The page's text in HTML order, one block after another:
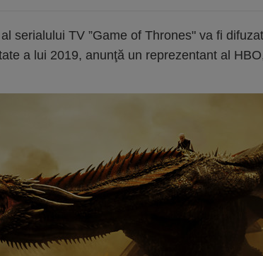
serialului TV ”Game of Thrones" va fi
a lui 2019, anunţă un reprezentant al